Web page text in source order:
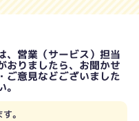
、営業（サービス）担当
おりましたら、お聞かせ
ご意見などございました
。